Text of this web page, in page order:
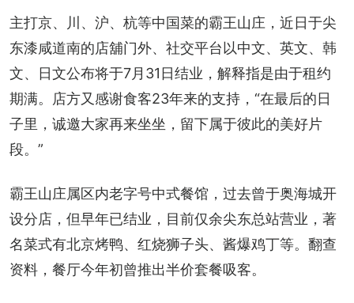
主打京、川、沪、杭等中国菜的霸王山庄，近日于尖
东漆咸道南的店舖门外、社交平台以中文、英文、韩
文、日文公布将于7月31日结业，解释指是由于租约
期满。店方又感谢食客23年来的支持，“在最后的日
子里，诚邀大家再来坐坐，留下属于彼此的美好片
段。”
霸王山庄属区内老字号中式餐馆，过去曾于奥海城开
设分店，但早年已结业，目前仅余尖东总站营业，著
名菜式有北京烤鸭、红烧狮子头、酱爆鸡丁等。翻查
资料，餐厅今年初曾推出半价套餐吸客。